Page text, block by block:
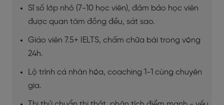
Sĩ số lớp nhỏ (7-10 học viên), đảm bảo học viên
được quan tâm đồng đều, sát sao.
Giáo viên 7.5+ IELTS, chấm chữa bài trong vòng
24h.
Lộ trình cá nhân hóa, coaching 1-1 cùng chuyên
gia.